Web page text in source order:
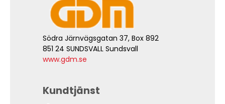
Södra Järnvägsgatan 37, Box 892
851 24 SUNDSVALL Sundsvall
www.gdm.se
Kundtjänst